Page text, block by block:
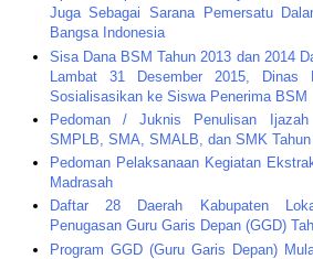
Juga Sebagai Sarana Pemersatu
Bangsa Indonesia
Sisa Dana BSM Tahun 2013 dan 2014
Lambat 31 Desember 2015, Dinas
Sosialisasikan ke Siswa Penerima BSM
Pedoman / Juknis Penulisan
SMPLB, SMA, SMALB, dan SMK Tahun
Pedoman Pelaksanaan Kegiatan
Madrasah
Daftar 28 Daerah Kabupaten
Penugasan Guru Garis Depan (GGD)
Program GGD (Guru Garis Depan)